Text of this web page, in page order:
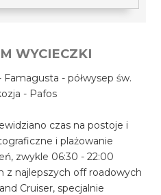
WYCIECZKI
Famagusta - półwysep św.
- Pafos
czas na postoje i
i plażowanie
zwykle 06:30 - 22:00
z najlepszych off roadowych
Cruiser, specjalnie